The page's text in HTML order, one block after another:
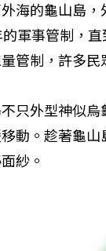
海的龜山島
軍事管制，
管制，許多民
只外型神似
動。趁著龜
紗。